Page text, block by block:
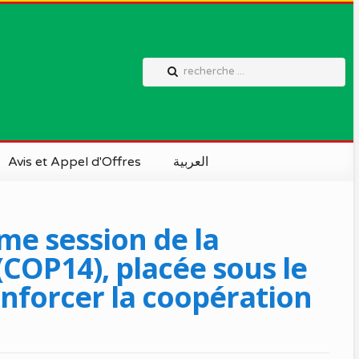
Avis et Appel d'Offres العربية
session de la
placée sous le
la coopération